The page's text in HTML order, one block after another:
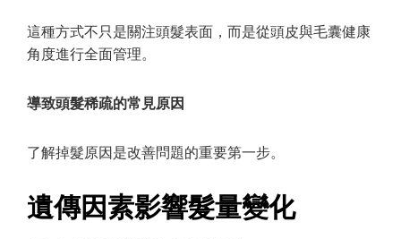
這種方式不只是關注頭髮表面，而是從頭皮與毛囊健康
角度進行全面管理。
導致頭髮稀疏的常見原因
了解掉髮原因是改善問題的重要第一步。
遺傳因素影響髮量變化